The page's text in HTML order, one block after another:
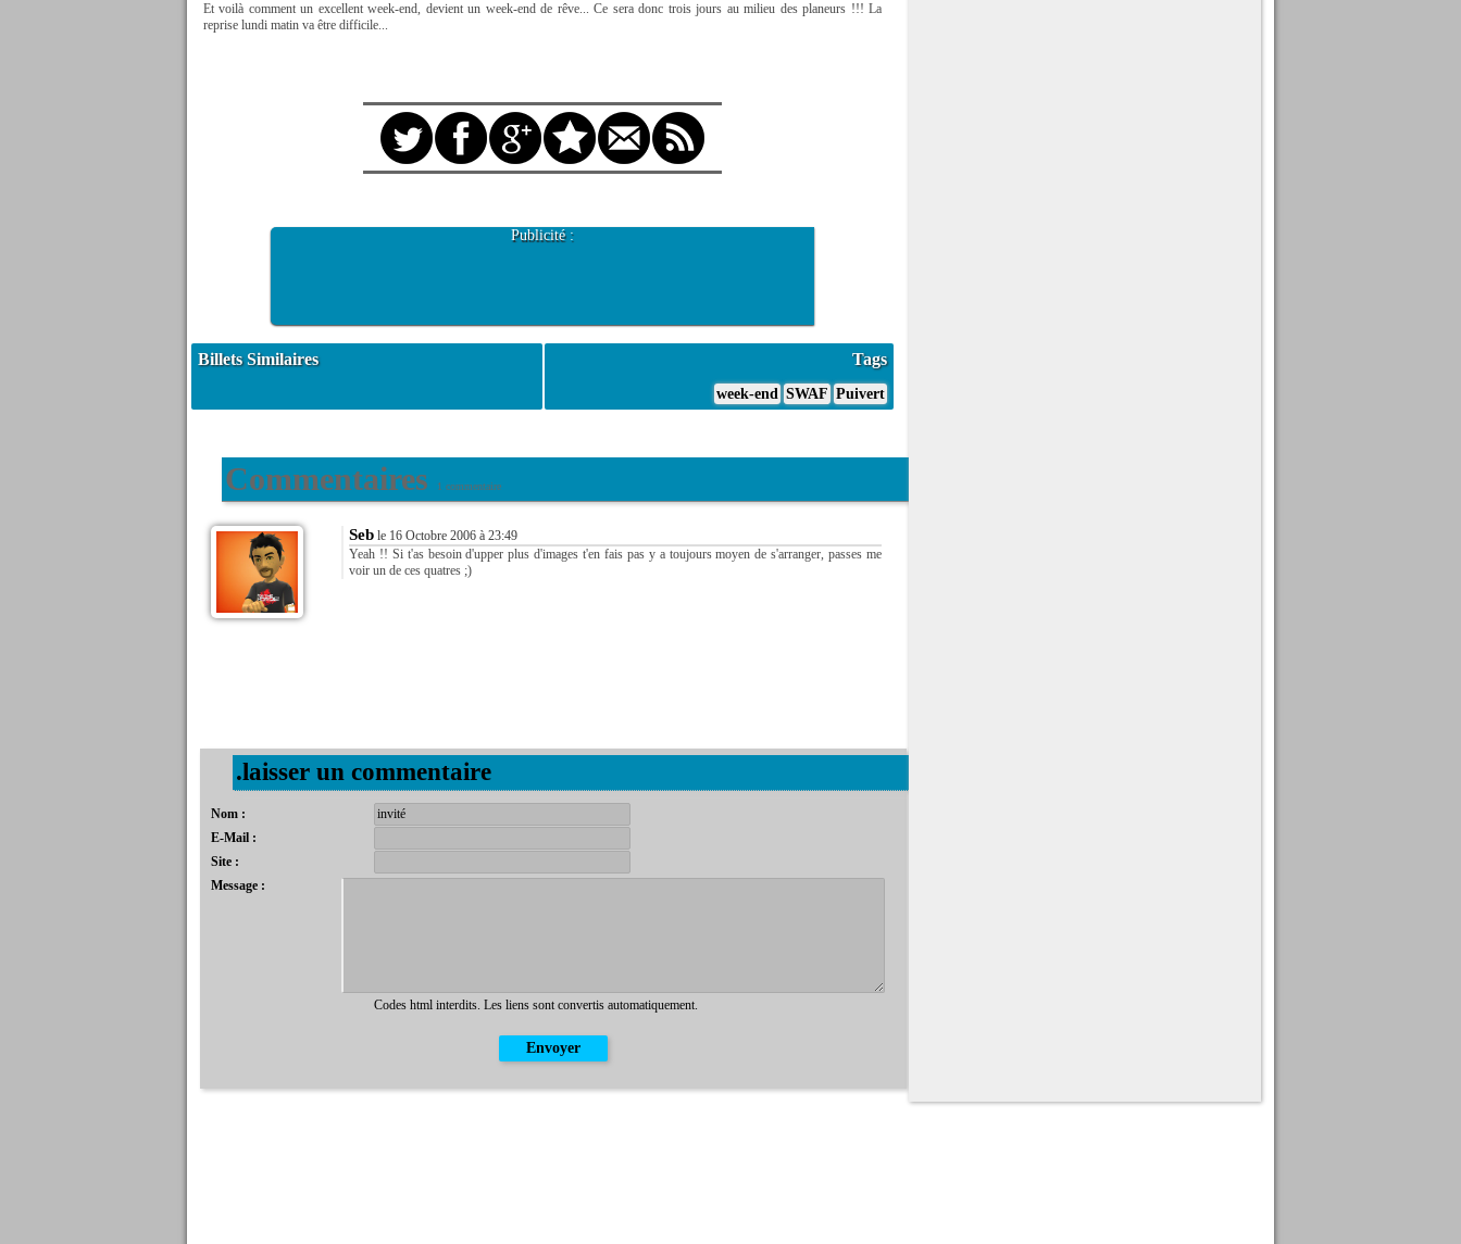
Et voilà comment un excellent week-end, devient un week-end de rêve... Ce sera donc trois jours au milieu des planeurs !!! La
reprise lundi matin va être difficile...
Publicité :
Billets Similaires Tags
week-end SWAF Puivert
Commentaires 1 commentaire
Seb le 16 Octobre 2006 à 23:49
Yeah !! Si t'as besoin d'upper plus d'images t'en fais pas y a toujours moyen de s'arranger, passes me
voir un de ces quatres ;)
.laisser un commentaire
Nom :
E-Mail :
Site :
Message :
Codes html interdits. Les liens sont convertis automatiquement.